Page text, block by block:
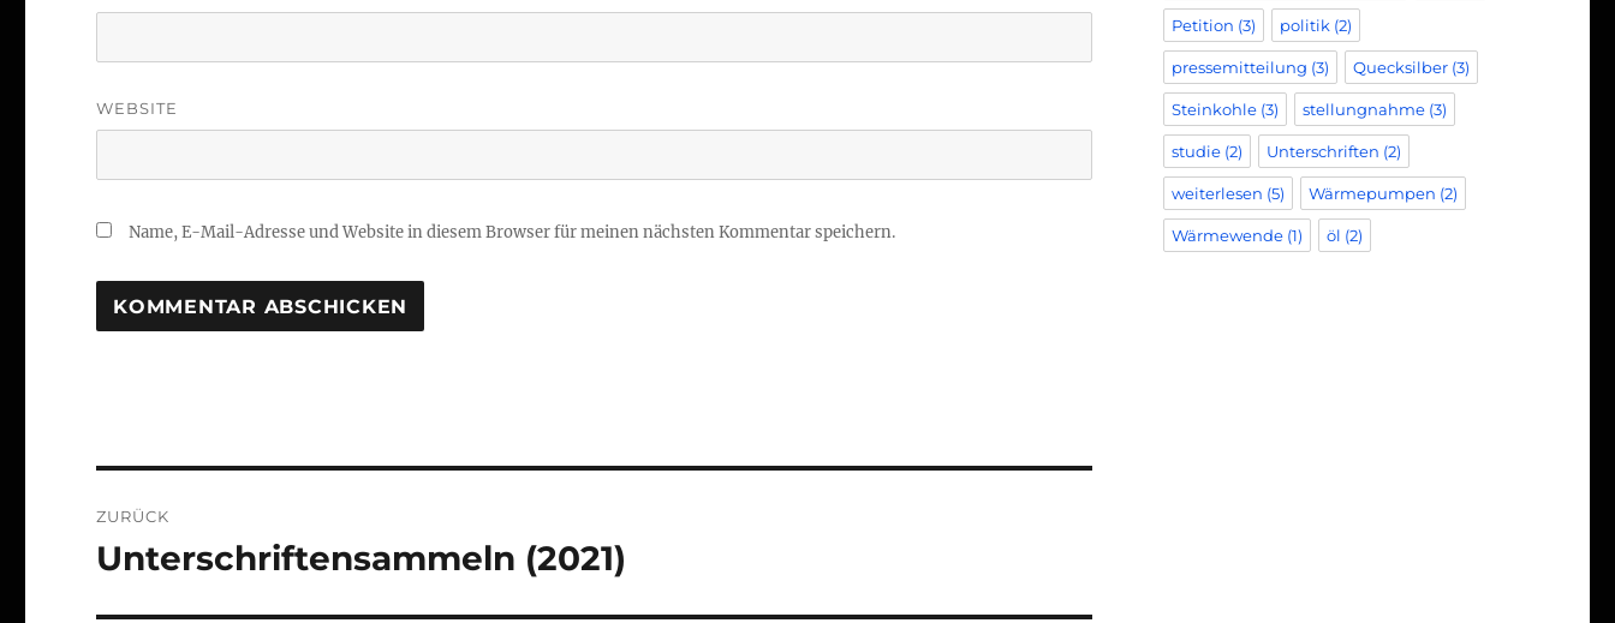
WEBSITE
Name, E-Mail-Adresse und Website in diesem Browser für meinen nächsten Kommentar speichern.
ZURÜCK
Vorheriger
Unterschriftensammeln (2021)
Petition (3) politik (2)
pressemitteilung (3) Quecksilber(3)
Steinkohle(3) stellungnahme(3)
studie(2) Unterschriften (2)
weiterlesen (5) Wärmepumpen (2)
Wärmewende(1) öl (2)